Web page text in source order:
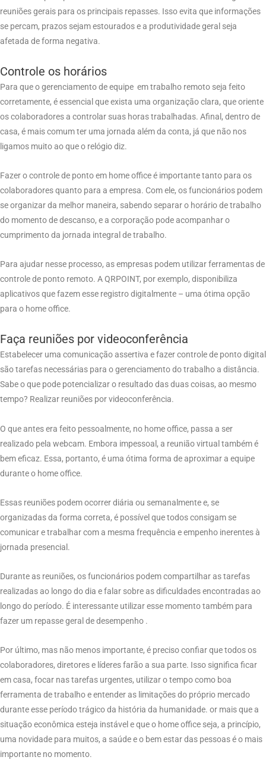
reuniões gerais para os principais repasses. Isso evita que informações
se percam, prazos sejam estourados e a produtividade geral seja
afetada de forma negativa.
Controle os horários
Para que o gerenciamento de equipe em trabalho remoto seja feito
corretamente, é essencial que exista uma organização clara, que oriente
os colaboradores a controlar suas horas trabalhadas. Afinal, dentro de
casa, é mais comum ter uma jornada além da conta, já que não nos
ligamos muito ao que o relógio diz.
Fazer o controle de ponto em home office é importante tanto para os
colaboradores quanto para a empresa. Com ele, os funcionários podem
se organizar da melhor maneira, sabendo separar o horário de trabalho
do momento de descanso, e a corporação pode acompanhar o
cumprimento da jornada integral de trabalho.
Para ajudar nesse processo, as empresas podem utilizar ferramentas de
controle de ponto remoto. A QRPOINT, por exemplo, disponibiliza
aplicativos que fazem esse registro digitalmente – uma ótima opção
para o home office.
Faça reuniões por videoconferência
Estabelecer uma comunicação assertiva e fazer controle de ponto digital
são tarefas necessárias para o gerenciamento do trabalho a distância.
Sabe o que pode potencializar o resultado das duas coisas, ao mesmo
tempo? Realizar reuniões por videoconferência.
O que antes era feito pessoalmente, no home office, passa a ser
realizado pela webcam. Embora impessoal, a reunião virtual também é
bem eficaz. Essa, portanto, é uma ótima forma de aproximar a equipe
durante o home office.
Essas reuniões podem ocorrer diária ou semanalmente e, se
organizadas da forma correta, é possível que todos consigam se
comunicar e trabalhar com a mesma frequência e empenho inerentes à
jornada presencial.
Durante as reuniões, os funcionários podem compartilhar as tarefas
realizadas ao longo do dia e falar sobre as dificuldades encontradas ao
longo do período. É interessante utilizar esse momento também para
fazer um repasse geral de desempenho .
Por último, mas não menos importante, é preciso confiar que todos os
colaboradores, diretores e líderes farão a sua parte. Isso significa ficar
em casa, focar nas tarefas urgentes, utilizar o tempo como boa
ferramenta de trabalho e entender as limitações do próprio mercado
durante esse período trágico da história da humanidade. or mais que a
situação econômica esteja instável e que o home office seja, a princípio,
uma novidade para muitos, a saúde e o bem estar das pessoas é o mais
importante no momento.